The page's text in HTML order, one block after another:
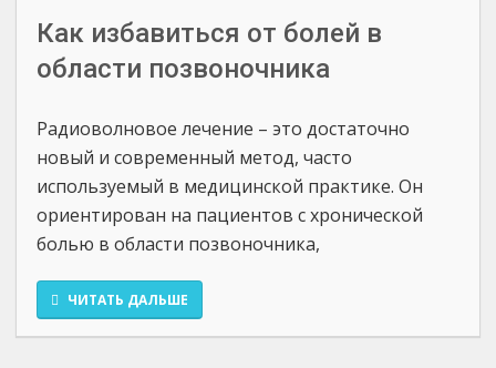
Как избавиться от болей в
области позвоночника
Радиоволновое лечение – это достаточно
новый и современный метод, часто
используемый в медицинской практике. Он
ориентирован на пациентов с хронической
болью в области позвоночника,
ЧИТАТЬ ДАЛЬШЕ